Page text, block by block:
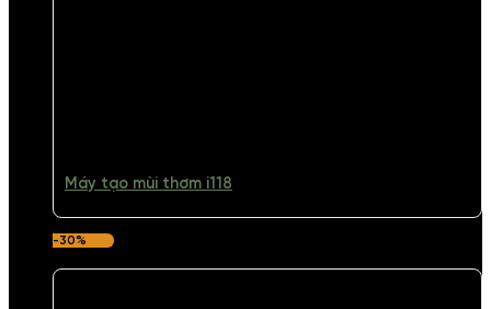
Máy tạo mùi thơm i118
-30%